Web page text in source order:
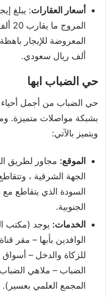
أسعار العقارات: يبلغ
ألف ريال سعودي.
حي الضباب ابها
حي الضباب من أجمل أحياء
بشبكة مواصلات متميزة.
ويتميز بالآتي:
الموقع: مجاور لطريق
الجهة الشرقية ،
السودة الذي يتقاطع
الجنوبية.
الخدمات: يوجد (مكتب
الوافدين بأبها – مقر
للزكاة والدخل – أسواق
الضباب – ملاهي الضباب
المجمع العلمي بعسير).